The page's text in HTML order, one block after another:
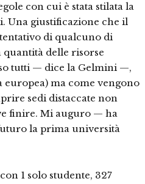
con cui è stata stilata la
Una giustifica­zione che il
di qualcuno di
quanti­tà delle risorse
tutti — dice la Gel­mini —,
europea) ma come vengo­no
sedi distaccate non
finire. Mi auguro — ha
la prima universi­tà
1 solo studente, 327